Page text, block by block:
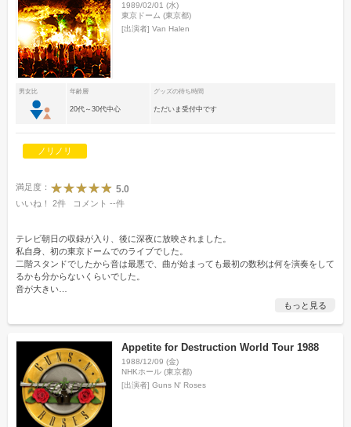
1989/02/01 (水)
東京ドーム (東京都)
[出演者]Van Halen
男女比 年齢層 グッズの待ち時間
20代～30代中心 ただいま受付中です
ノリノリ
満足度： 5.0
いいね！ 2件 コメント --件
テレビ朝日の収録が入り、後に深夜に放映されました。
私自身、初の東京ドームでのライブでした。
二階スタンドでしたから音は最悪で、曲が始まっても最初の数秒は何を演奏をして
るかも分からないくらいでした。
音が大きい
もっと見る
Appetite for Destruction World Tour 1988
1988/12/09 (金)
NHKホール (東京都)
[出演者]Guns N' Roses